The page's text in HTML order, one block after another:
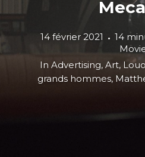
14 février 2021 14
In Advertising, Art,
grands hommes,